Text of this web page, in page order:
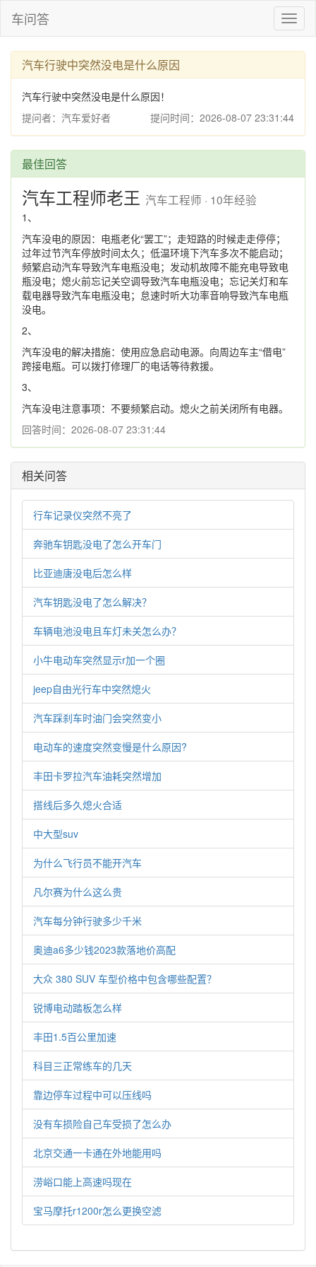
车问答
汽车行驶中突然没电是什么原因
汽车行驶中突然没电是什么原因！
提问者：汽车爱好者
提问时间：2026-08-07 23:31:44
最佳回答
汽车工程师老王 汽车工程师 · 10年经验
1、
汽车没电的原因：电瓶老化“罢工”；走短路的时候走走停停；
过年过节汽车停放时间太久；低温环境下汽车多次不能启动；
频繁启动汽车导致汽车电瓶没电；发动机故障不能充电导致电
瓶没电；熄火前忘记关空调导致汽车电瓶没电；忘记关灯和车
载电器导致汽车电瓶没电；怠速时听大功率音响导致汽车电瓶
没电。
2、
汽车没电的解决措施：使用应急启动电源。向周边车主“借电”
跨接电瓶。可以拨打修理厂的电话等待救援。
3、
汽车没电注意事项：不要频繁启动。熄火之前关闭所有电器。
回答时间：2026-08-07 23:31:44
相关问答
行车记录仪突然不亮了
奔驰车钥匙没电了怎么开车门
比亚迪唐没电后怎么样
汽车钥匙没电了怎么解决？
车辆电池没电且车灯未关怎么办？
小牛电动车突然显示r加一个圈
jeep自由光行车中突然熄火
汽车踩刹车时油门会突然变小
电动车的速度突然变慢是什么原因?
丰田卡罗拉汽车油耗突然增加
搭线后多久熄火合适
中大型suv
为什么飞行员不能开汽车
凡尔赛为什么这么贵
汽车每分钟行驶多少千米
奥迪a6多少钱2023款落地价高配
大众 380 SUV 车型价格中包含哪些配置？
锐博电动踏板怎么样
丰田1.5百公里加速
科目三正常练车的几天
靠边停车过程中可以压线吗
没有车损险自己车受损了怎么办
北京交通一卡通在外地能用吗
涝峪口能上高速吗现在
宝马摩托r1200r怎么更换空滤